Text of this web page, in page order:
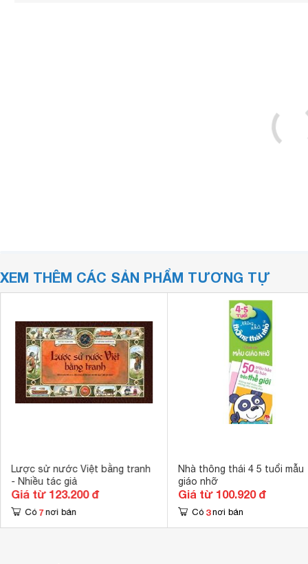
XEM THÊM CÁC SẢN PHẨM TƯƠNG TỰ
Lược sử nước Việt bằng tranh
- Nhiều tác giả
Giá từ 123.200 đ
Có 7 nơi bán
Nhà thông thái 4 5 tuổi mẫu
giáo nhỡ
Giá từ 100.920 đ
Có 3 nơi bán